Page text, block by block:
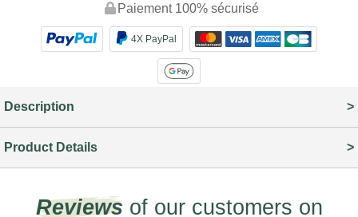
Paiement 100% sécurisé
4X PayPal
Description
Product Details
Reviews of our customers on